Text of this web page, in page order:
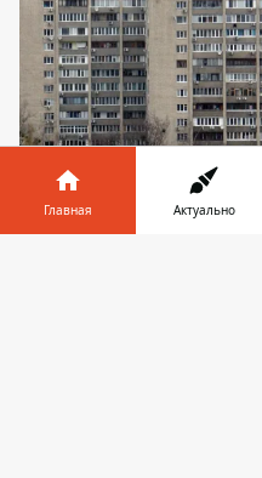
Главная Актуально